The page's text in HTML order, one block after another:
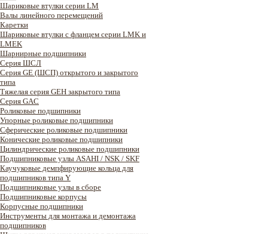
Шариковые втулки серии LM
Валы линейного перемещений
Каретки
Шариковые втулки с фланцем серии LMK и
LMEK
Шарнирные подшипники
Cерия ШСЛ
Серия GE (ШСП) открытого и закрытого
типа
Тяжелая серия GEH закрытого типа
Серия GAC
Роликовые подшипники
Упорные роликовые подшипники
Сферические роликовые подшипники
Конические роликовые подшипники
Цилиндрические роликовые подшипники
Подшипниковые узлы ASAHI / NSK / SKF
Каучуковые демпфирующие кольца для
подшипников типа Y
Подшипниковые узлы в сборе
Подшипниковые корпусы
Корпусные подшипники
Инструменты для монтажа и демонтажа
подшипников